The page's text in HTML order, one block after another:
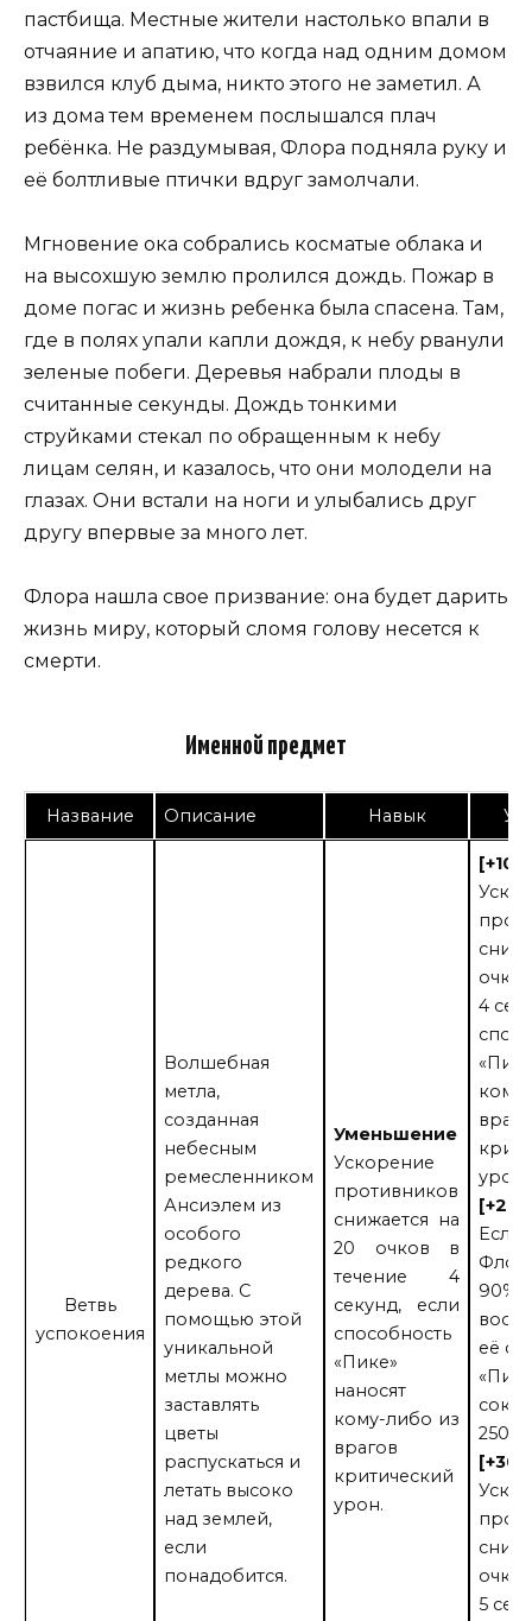
пастбища. Местные жители настолько впали в
отчаяние и апатию, что когда над одним домом
взвился клуб дыма, никто этого не заметил. А
из дома тем временем послышался плач
ребёнка. Не раздумывая, Флора подняла руку и
её болтливые птички вдруг замолчали.
Мгновение ока собрались косматые облака и
на высохшую землю пролился дождь. Пожар в
доме погас и жизнь ребенка была спасена. Там,
где в полях упали капли дождя, к небу рванули
зеленые побеги. Деревья набрали плоды в
считанные секунды. Дождь тонкими
струйками стекал по обращенным к небу
лицам селян, и казалось, что они молодели на
глазах. Они встали на ноги и улыбались друг
другу впервые за много лет.
Флора нашла свое призвание: она будет дарить
жизнь миру, который сломя голову несется к
смерти.
Именной предмет
Название Описание Навык
Ветвь
успокоения
Волшебная
метла,
созданная
небесным
ремесленником
Ансиэлем из
особого
редкого
дерева. С
помощью этой
уникальной
метлы можно
заставлять
цветы
распускаться и
летать высоко
над землей,
если
понадобится.
Уменьшение
Ускорение
противников
снижается на
20 очков в
течение 4
секунд, если
способность
«Пике»
наносят
кому-либо из
врагов
критический
урон.
[+10
4
[+20
Если
90%
её
250%.
[+30
5